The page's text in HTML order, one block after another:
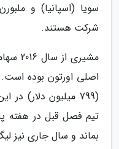
سویا (اسپانیا) و
شرکت هستند.
(799 میلیون دلار)
تیم فصل قبل در هفته
بماند و سال جاری نیز